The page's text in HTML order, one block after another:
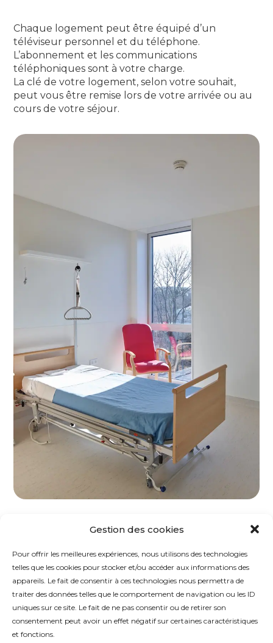
Gestion des cookies
Pour offrir les meilleures expériences, nous utilisons des technologies
telles que les cookies pour stocker et/ou accéder aux informations des
appareils. Le fait de consentir à ces technologies nous permettra de
traiter des données telles que le comportement de navigation ou les ID
uniques sur ce site. Le fait de ne pas consentir ou de retirer son
consentement peut avoir un effet négatif sur certaines caractéristiques
et fonctions.
Chaque logement peut être équipé d’un
téléviseur personnel et du téléphone.
L’abonnement et les communications
téléphoniques sont à votre charge.
La clé de votre logement, selon votre souhait,
peut vous être remise lors de votre arrivée ou au
cours de votre séjour.
DE PRESSE
ÉCRIRE
À UN HABITANT
D'ACCÈS